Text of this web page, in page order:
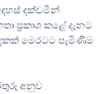
දක්වමින්
ප්‍රකාශ කළේ දැනට
මෙරටට පැමිණීම
අනුව